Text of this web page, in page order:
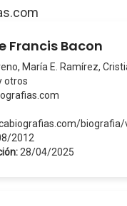
Francis Bacon
María E. Ramírez,
otros
2012
28/04/2025